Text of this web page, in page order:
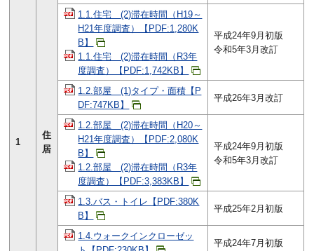
1
住
居
1.1.住宅 (2)滞在時間（H19～
H21年度調査）【PDF:1,280K
B】
1.1.住宅 (2)滞在時間（R3年
度調査）【PDF:1,742KB】
平成24年9月初版
令和5年3月改訂
1.2.部屋 (1)タイプ・面積【P
DF:747KB】
平成26年3月改訂
1.2.部屋 (2)滞在時間（H20～
H21年度調査）【PDF:2,080K
B】
1.2.部屋 (2)滞在時間（R3年
度調査）【PDF:3,383KB】
平成24年9月初版
令和5年3月改訂
1.3.バス・トイレ【PDF:380K
B】
平成25年2月初版
1.4.ウォークインクローゼッ
平成24年7月初版